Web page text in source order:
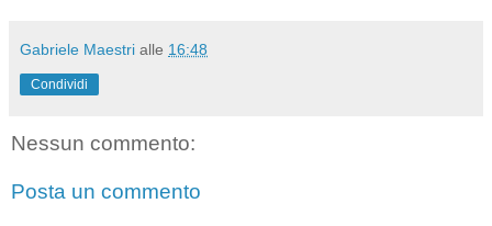
Gabriele Maestri alle 16:48
Condividi
Nessun commento:
Posta un commento